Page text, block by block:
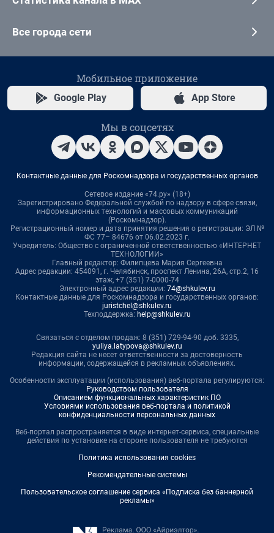
Все города сети
Мобильное приложение
Google Play App Store
Мы в соцсетях
Контактные данные для Роскомнадзора и государственных органов
Сетевое издание «74.ру» (18+)
Зарегистрировано Федеральной службой по надзору в сфере связи,
информационных технологий и массовых коммуникаций
(Роскомнадзор).
Регистрационный номер и дата принятия решения о регистрации: ЭЛ №
ФС 77– 84676 от 06.02.2023 г.
Учредитель: Общество с ограниченной ответственностью «ИНТЕРНЕТ
ТЕХНОЛОГИИ»
Главный редактор: Филипцева Мария Сергеевна
Адрес редакции: 454091, г. Челябинск, проспект Ленина, 26А, стр.2, 16
этаж, +7 (351) 7-0000-74
Электронный адрес редакции: 74@shkulev.ru
Контактные данные для Роскомнадзора и государственных органов:
juristchel@shkulev.ru
Техподдержка: help@shkulev.ru
Связаться с отделом продаж: 8 (351) 729-94-90 доб. 3335,
yuliya.latypova@shkulev.ru
Редакция сайта не несет ответственности за достоверность
информации, содержащейся в рекламных объявлениях.
Особенности эксплуатации (использования) веб-портала регулируются:
Руководством пользователя
Описанием функциональных характеристик ПО
Условиями использования веб-портала и политикой
конфиденциальности персональных данных
Веб-портал распространяется в виде интернет-сервиса, специальные
действия по установке на стороне пользователя не требуются
Политика использования cookies
Рекомендательные системы
Пользовательское соглашение сервиса «Подписка без баннерной
рекламы»